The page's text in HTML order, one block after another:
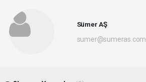
Sümer AŞ
sumer@sumeras.com